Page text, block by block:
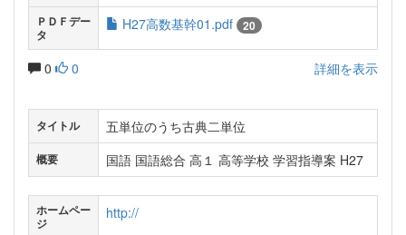
ＰＤＦデー
タ
H27高数基幹01.pdf 20
0 0 詳細を表示
タイトル 五単位のうち古典二単位
概要 国語 国語総合 高１ 高等学校 学習指導案 H27
ホームペー
ジ
http://